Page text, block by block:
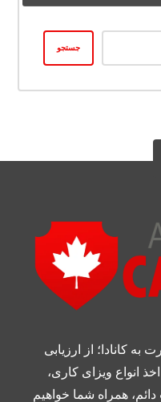
کانادا؛ از ارزیابی
انواع ویزای کاری،
همراه شما خواهیم